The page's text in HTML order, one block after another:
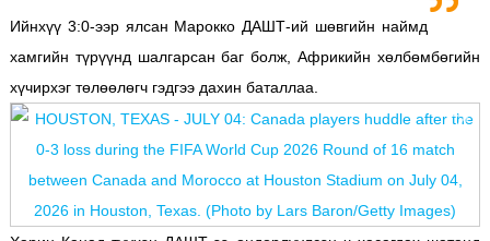
Ийнхүү 3:0-ээр ялсан Марокко ДАШТ-ий шөвгийн наймд
хамгийн түрүүнд шалгарсан баг болж, Африкийн хөлбөмбөгийн
хүчирхэг төлөөлөгч гэдгээ дахин баталлаа.